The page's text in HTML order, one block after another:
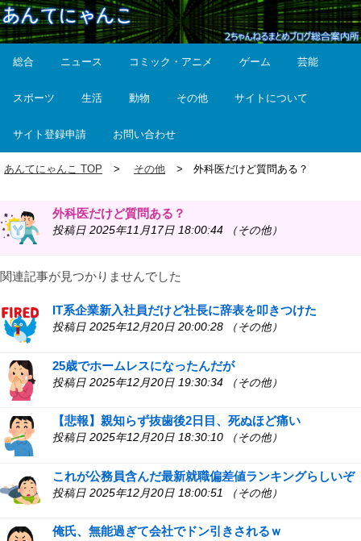
総合 ニュース コミック・アニメ ゲーム 芸能
スポーツ 生活 動物 その他 サイトについて
サイト登録申請 お問い合わせ
あんてにゃんこ TOP その他 外科医だけど質問ある？
外科医だけど質問ある？
投稿日 2025年11月17日 18:00:44 （その他）
関連記事が見つかりませんでした
IT系企業新入社員だけど社長に辞表を叩きつけた
投稿日 2025年12月20日 20:00:28 （その他）
25歳でホームレスになったんだが
投稿日 2025年12月20日 19:30:34 （その他）
【悲報】親知らず抜歯後2日目、死ぬほど痛い
投稿日 2025年12月20日 18:30:10 （その他）
これが公務員含んだ最新就職偏差値ランキングらしいぞ
投稿日 2025年12月20日 18:00:51 （その他）
俺氏、無能過ぎて会社でドン引きされるｗ